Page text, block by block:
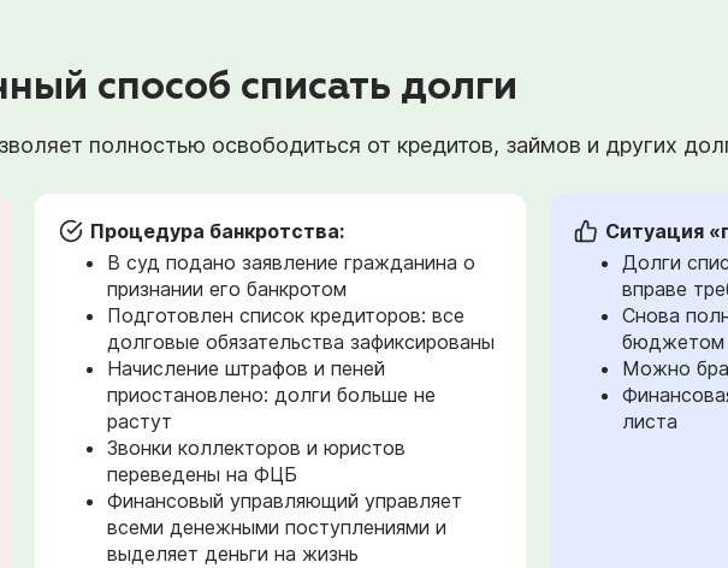
способ списать долги
полностью освободиться от кредитов, займов и других
Процедура банкротства:
В суд подано заявление гражданина о
признании его банкротом
Подготовлен список кредиторов: все
долговые обязательства зафиксированы
Начисление штрафов и пеней
приостановлено: долги больше не
растут
Звонки коллекторов и юристов
переведены на ФЦБ
Финансовый управляющий управляет
всеми денежными поступлениями и
выделяет деньги на жизнь
Ситуация
Долги
вправе
Снова
бюджетом
Можно
листа